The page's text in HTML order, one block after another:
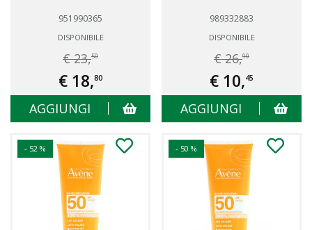
951990365
DISPONIBILE
€ 23,50
€ 18,80
AGGIUNGI
989332883
DISPONIBILE
€ 26,90
€ 10,45
AGGIUNGI
- 52 % - 50 %